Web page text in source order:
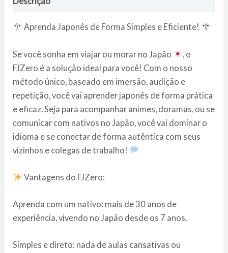
Aprenda Japonês de Forma Simples e Eficiente!
Se você sonha em viajar ou morar no Japão
, o
FJZero é a solução ideal para você! Com o nosso
método único, baseado em imersão, audição e
repetição, você vai aprender japonês de forma prática
e eficaz. Seja para acompanhar animes, doramas, ou se
comunicar com nativos no Japão, você vai dominar o
idioma e se conectar de forma autêntica com seus
vizinhos e colegas de trabalho!
Vantagens do FJZero:
Aprenda com um nativo: mais de 30 anos de
experiência, vivendo no Japão desde os 7 anos.
Simples e direto: nada de aulas cansativas ou